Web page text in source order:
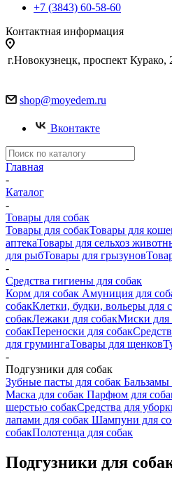
+7 (3843) 60-58-60
Контактная информация
г.Новокузнецк, проспект Курако,
shop@moyedem.ru
Вконтакте
Главная
-
Каталог
-
Товары для собак
Товары для собакТовары для
аптекаТовары для сельхоз
для рыбТовары для грызунов
-
Средства гигиены для собак
Корм для собак Амуниция для
собакКлетки, будки, вольеры для
собакЛежаки для собакМиски для
собакПереноски для собак
для грумингаТовары для щенков
-
Подгузники для собак
Зубные пасты для собак
Маска для собак Парфюм для
шерстью собакСредства для
лапами для собак Шампуни для
собакПолотенца для собак
Подгузники для